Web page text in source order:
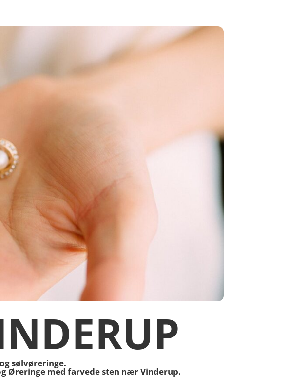
sølvøreringe.
Øreringe med farvede sten nær Vinderup.